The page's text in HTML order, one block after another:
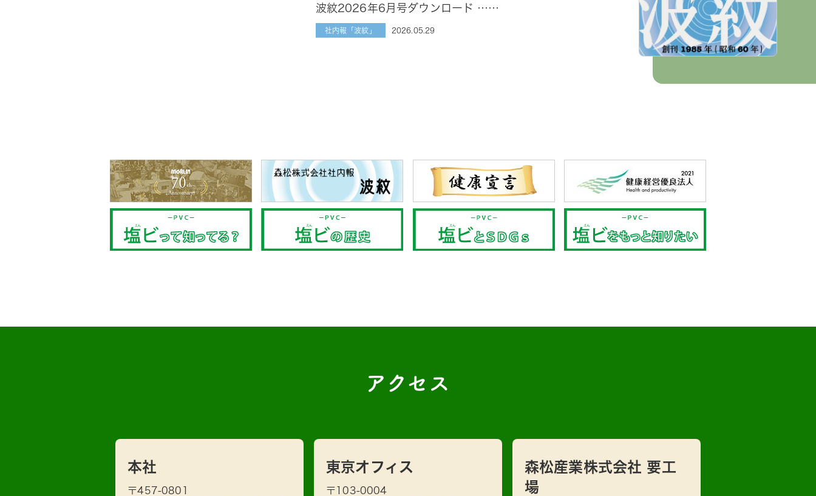
波紋2026年6月号ダウンロード ……
社内報「波紋」 2026.05.29
アクセス
本社
〒457-0801
東京オフィス
〒103-0004
森松産業株式会社 要工
場